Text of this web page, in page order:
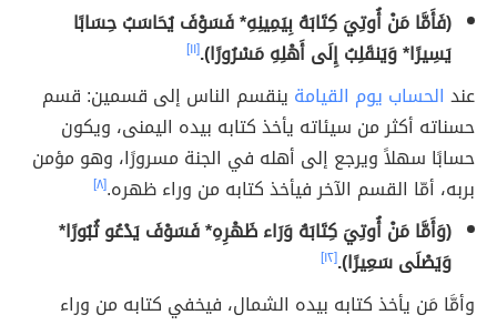
(فَأَمَّا مَنْ أُوتِيَ كِتَابَهُ بِيَمِينِهِ* فَسَوْفَ يُحَاسَبُ حِسَابًا
يَسِيرًا* وَيَنقَلِبُ إِلَى أَهْلِهِ مَسْرُورًا).[١١]
عند الحساب يوم القيامة ينقسم الناس إلى قسمين: قسم
حسناته أكثر من سيئاته يأخذ كتابه بيده اليمنى، ويكون
حسابًا سهلاً ويرجع إلى أهله في الجنة مسرورًا، وهو مؤمن
بربه، أمّا القسم الآخر فيأخذ كتابه من وراء ظهره.[٨]
(وَأَمَّا مَنْ أُوتِيَ كِتَابَهُ وَرَاء ظَهْرِهِ* فَسَوْفَ يَدْعُو ثُبُورًا*
وَيَصْلَى سَعِيرًا).[١٢]
وأمَّا مَن يأخذ كتابه بيده الشمال، فيخفي كتابه من وراء